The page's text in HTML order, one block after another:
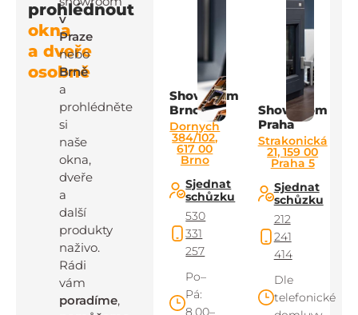
prohlédnout
okna
a dveře
osobně
v
Praze
nebo
Brně
a
prohlédněte
si
naše
okna,
dveře
a
další
produkty
naživo.
Rádi
vám
poradíme,
Showroom
Brno
Dornych
384/102,
617 00
Brno
Sjednat
schůzku
530
331
257
Po–
Pá:
8.00–
Showroom
Praha
Strakonická
21, 159 00
Praha 5
Sjednat
schůzku
212
241
414
Dle
telefonické